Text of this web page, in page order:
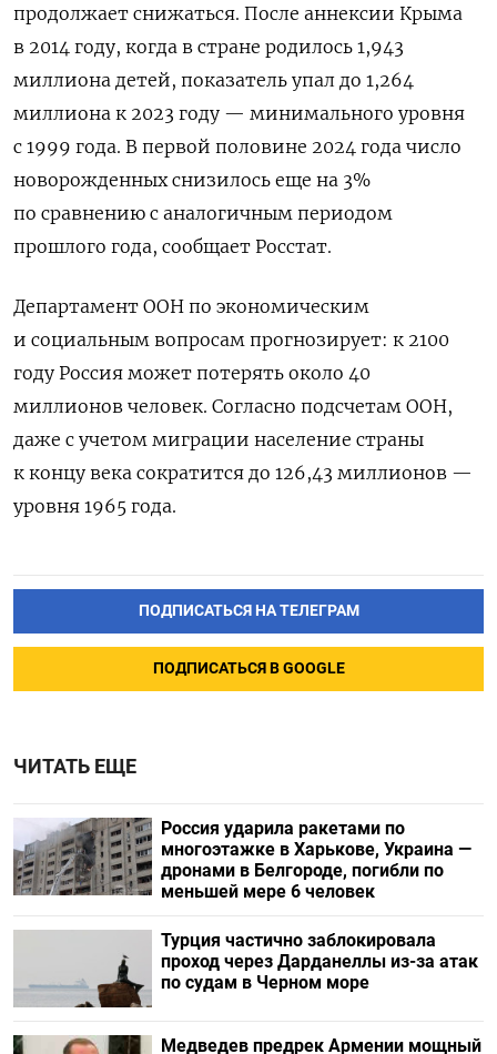
продолжает снижаться. После аннексии Крыма
в 2014 году, когда в стране родилось 1,943
миллиона детей, показатель упал до 1,264
миллиона к 2023 году — минимального уровня
с 1999 года. В первой половине 2024 года число
новорожденных снизилось еще на 3%
по сравнению с аналогичным периодом
прошлого года, сообщает Росстат.
Департамент ООН по экономическим
и социальным вопросам прогнозирует: к 2100
году Россия может потерять около 40
миллионов человек. Согласно подсчетам ООН,
даже с учетом миграции население страны
к концу века сократится до 126,43 миллионов —
уровня 1965 года.
ПОДПИСАТЬСЯ НА ТЕЛЕГРАМ
ПОДПИСАТЬСЯ В GOOGLE
ЧИТАТЬ ЕЩЕ
Россия ударила ракетами по
многоэтажке в Харькове, Украина —
дронами в Белгороде, погибли по
меньшей мере 6 человек
Турция частично заблокировала
проход через Дарданеллы из-за атак
по судам в Черном море
Медведев предрек Армении мощный